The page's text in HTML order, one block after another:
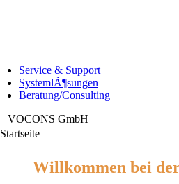
Service & Support
SystemlÃ¶sungen
Beratung/Consulting
VOCONS GmbH
Startseite
Willkommen bei